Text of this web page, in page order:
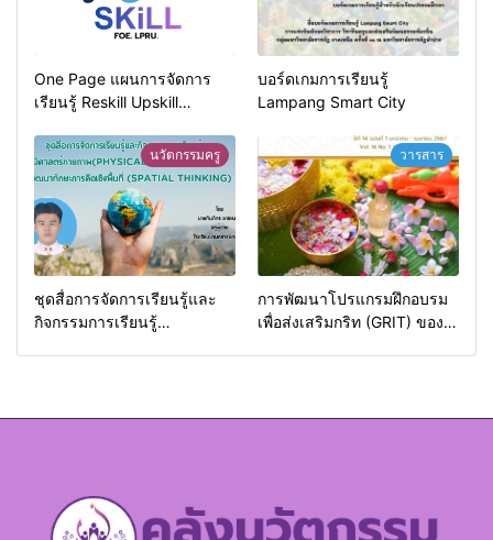
One Page แผนการจัดการ
เรียนรู้ Reskill Upskill
บอร์ดเกมการเรียนรู้
Lampang Smart City
นวัตกรรมครู
ชุดสื่อการจัดการเรียนรู้และ
กิจกรรมการเรียนรู้
วารสาร
การพัฒนาโปรแกรมฝึกอบรม
เพื่อส่งเสริมกริท (GRIT) ของ